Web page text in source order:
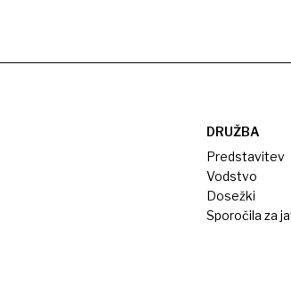
DRUŽBA
Predstavitev
Vodstvo
Dosežki
Sporočila za